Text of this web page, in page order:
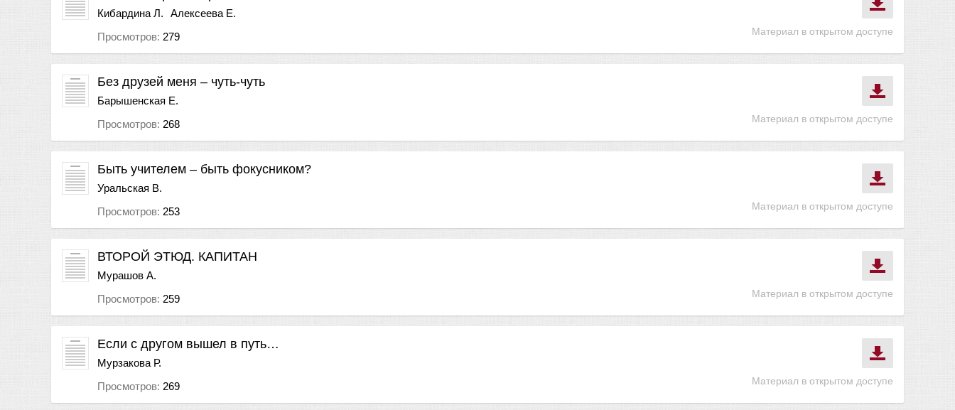
Материал в открытом доступе
Кибардина Л.
Алексеева Е.
Просмотров: 279
Материал в открытом доступе
Без друзей меня – чуть-чуть
Барышенская Е.
Просмотров: 268
Материал в открытом доступе
Быть учителем – быть фокусником?
Уральская В.
Просмотров: 253
Материал в открытом доступе
ВТОРОЙ ЭТЮД. КАПИТАН
Мурашов А.
Просмотров: 259
Материал в открытом доступе
Если с другом вышел в путь…
Мурзакова Р.
Просмотров: 269